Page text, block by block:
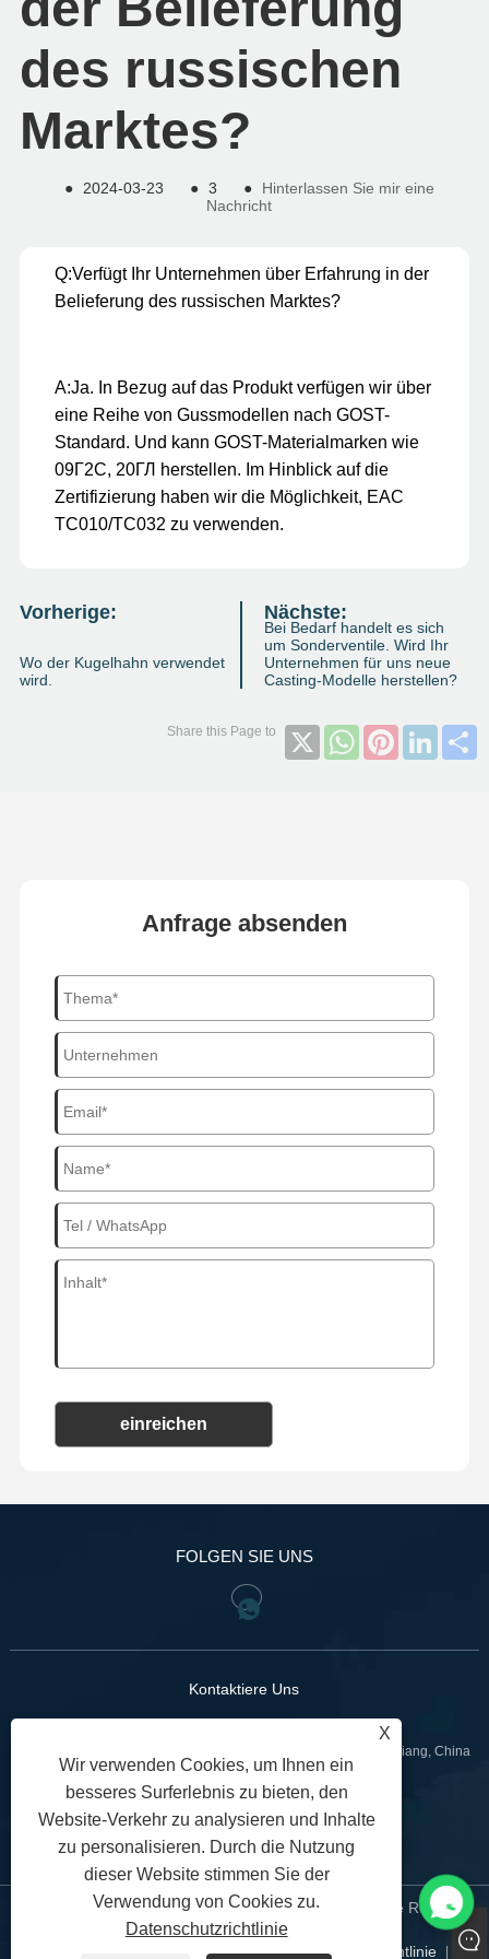
des russischen
Marktes?
● 2024-03-23 ● 3 ●
Hinterlassen Sie mir eine
Nachricht
Q:Verfügt Ihr Unternehmen über Erfahrung in der
Belieferung des russischen Marktes?
A:Ja. In Bezug auf das Produkt verfügen wir über
eine Reihe von Gussmodellen nach GOST-
Standard. Und kann GOST-Materialmarken wie
09Г2С, 20ГЛ herstellen. Im Hinblick auf die
Zertifizierung haben wir die Möglichkeit, EAC
TC010/TC032 zu verwenden.
Vorherige:
Wo der Kugelhahn verwendet
wird.
Nächste:
Bei Bedarf handelt es sich
um Sonderventile. Wird Ihr
Unternehmen für uns neue
Casting-Modelle herstellen?
X WhatsAppPinterest
Anfrage absenden
einreichen
FOLGEN SIE UNS
Kontaktiere Uns
:Nr. 799 Jinniu Street, Stadt Bihu, Bezirk Liandu, Lishui, Zhejiang, China
Tel: +86-18967740566
sales02@gntvalve.com
Copyright © 2024 Zhejiang Liangyi Valve Co., Ltd. Alle Rechte
vorbehalten.
RSS | XML | Datenschutzrichtlinie |
X
Wir verwenden Cookies, um Ihnen ein
besseres Surferlebnis zu bieten, den
Website-Verkehr zu analysieren und Inhalte
zu personalisieren. Durch die Nutzung
dieser Website stimmen Sie der
Verwendung von Cookies zu.
Datenschutzrichtlinie